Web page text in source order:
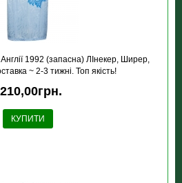
1992 (запасна) ЛІнекер, Ширер,
~ 2-3 тижні. Топ якість!
КУПИТИ